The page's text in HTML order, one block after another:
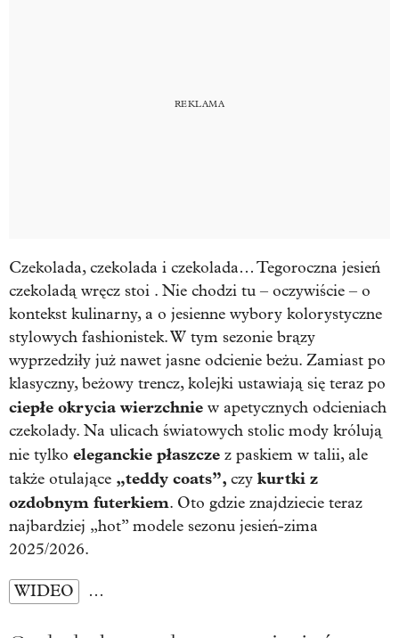
Czekolada, czekolada i czekolada… Tegoroczna jesień
czekoladą wręcz stoi . Nie chodzi tu – oczywiście – o
kontekst kulinarny, a o jesienne wybory kolorystyczne
stylowych fashionistek. W tym sezonie brązy
wyprzedziły już nawet jasne odcienie beżu. Zamiast po
klasyczny, beżowy trencz, kolejki ustawiają się teraz po
ciepłe okrycia wierzchnie w apetycznych odcieniach
czekolady. Na ulicach światowych stolic mody królują
nie tylko eleganckie płaszcze z paskiem w talii, ale
także otulające „teddy coats”, czy kurtki z
ozdobnym futerkiem. Oto gdzie znajdziecie teraz
najbardziej „hot” modele sezonu jesień-zima
2025/2026.
WIDEO …